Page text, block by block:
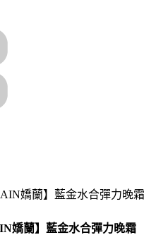
嬌蘭】藍金水合彈力晚霜
嬌蘭】藍金水合彈力晚霜